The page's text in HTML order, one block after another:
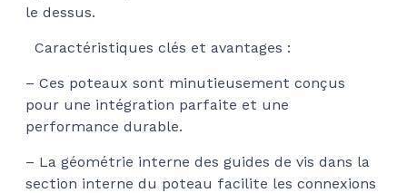
le dessus.
Caractéristiques clés et avantages :
– Ces poteaux sont minutieusement conçus
pour une intégration parfaite et une
performance durable.
– La géométrie interne des guides de vis dans la
section interne du poteau facilite les connexions